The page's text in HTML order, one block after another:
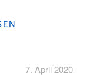
7. April 2020